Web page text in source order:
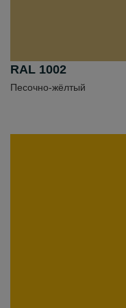
RAL 1002
Песочно-жёлтый